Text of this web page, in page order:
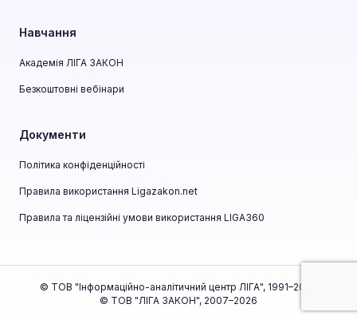
Навчання
Академія ЛІГА ЗАКОН
Безкоштовні вебінари
Документи
Політика конфіденційності
Правила використання Ligazakon.net
Правила та ліцензійні умови використання LIGA360
© ТОВ "Інформаційно-аналітичний центр ЛІГА", 1991–2026
© ТОВ "ЛІГА ЗАКОН", 2007–2026